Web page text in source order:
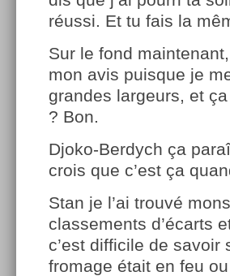
réussi. Et tu fais la
Sur le fond
mon avis puisque je
grandes largeurs, et
? Bon.
Djoko-Berdych ça
crois que c’est ça
Stan je l’ai trouvé
classements d’écarts
c’est difficile de savoir
fromage était en feu